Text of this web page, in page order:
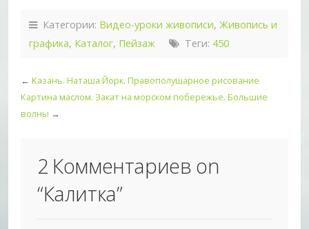
Категории: Видео-уроки живописи, Живопись и
графика, Каталог, Пейзаж Теги: 450
← Казань. Наташа Йорк. Правополушарное рисование
Картина маслом. Закат на морском побережье. Большие
волны →
2 Комментариев on
“Калитка”